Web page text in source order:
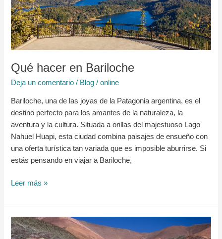
Qué hacer en Bariloche
Deja un comentario / Blog /online
Bariloche, una de las joyas de la Patagonia argentina, es el
destino perfecto para los amantes de la naturaleza, la
aventura y la cultura. Situada a orillas del majestuoso Lago
Nahuel Huapi, esta ciudad combina paisajes de ensueño con
una oferta turística tan variada que es imposible aburrirse. Si
estás pensando en viajar a Bariloche,
Leer más »
Visitar
el